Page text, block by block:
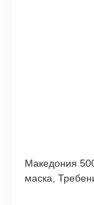
Македония
маска,